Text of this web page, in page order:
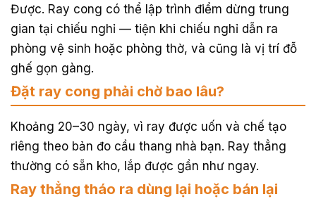
Được. Ray cong có thể lập trình điểm dừng trung
gian tại chiếu nghỉ — tiện khi chiếu nghỉ dẫn ra
phòng vệ sinh hoặc phòng thờ, và cũng là vị trí đỗ
ghế gọn gàng.
Đặt ray cong phải chờ bao lâu?
Khoảng 20–30 ngày, vì ray được uốn và chế tạo
riêng theo bản đo cầu thang nhà bạn. Ray thẳng
thường có sẵn kho, lắp được gần như ngay.
Ray thẳng tháo ra dùng lại hoặc bán lại